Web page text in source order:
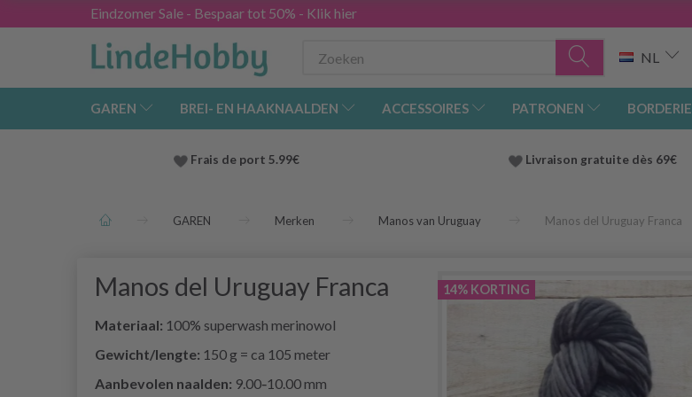
Eindzomer Sale - Bespaar tot 50% - Klik hier
NL
GAREN BREI- EN HAAKNAALDEN ACCESSOIRES PATRONEN BORDERIE
Frais de port 5.99€ Livraison gratuite dès 69€
GAREN Merken Manos van Uruguay Manos del Uruguay Franca
Manos del Uruguay Franca
Materiaal: 100% superwash merinowol
Gewicht/lengte: 150 g = ca 105 meter
Aanbevolen naalden: 9.00‑10.00 mm
14% KORTING